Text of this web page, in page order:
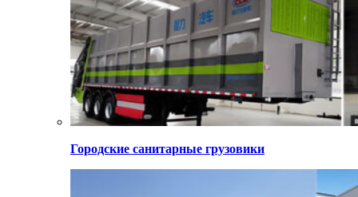
Городские санитарные грузовики